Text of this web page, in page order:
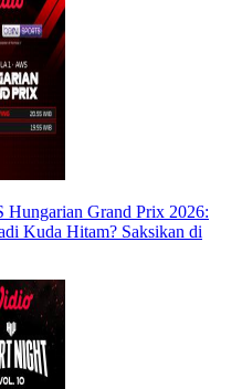
Hungarian Grand Prix 2026:
Kuda Hitam? Saksikan di